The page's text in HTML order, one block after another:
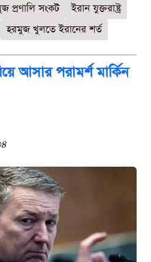
প্রণালি সংকট
ইরান যুক্তরাষ্ট্র
হরমুজ খুলতে ইরানের শর্ত
আসার পরামর্শ মার্কিন